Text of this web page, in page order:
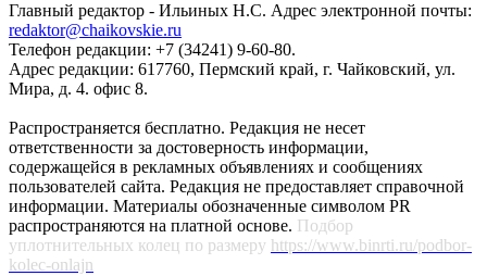
Главный редактор - Ильиных Н.С. Адрес электронной почты:
redaktor@chaikovskie.ru
Телефон редакции: +7 (34241) 9-60-80.
Адрес редакции: 617760, Пермский край, г. Чайковский, ул.
Мира, д. 4. офис 8.
Распространяется бесплатно. Редакция не несет
ответственности за достоверность информации,
содержащейся в рекламных объявлениях и сообщениях
пользователей сайта. Редакция не предоставляет справочной
информации. Материалы обозначенные символом PR
распространяются на платной основе. Подбор
уплотнительных колец по размеру https://www.binrti.ru/podbor-
kolec-onlajn